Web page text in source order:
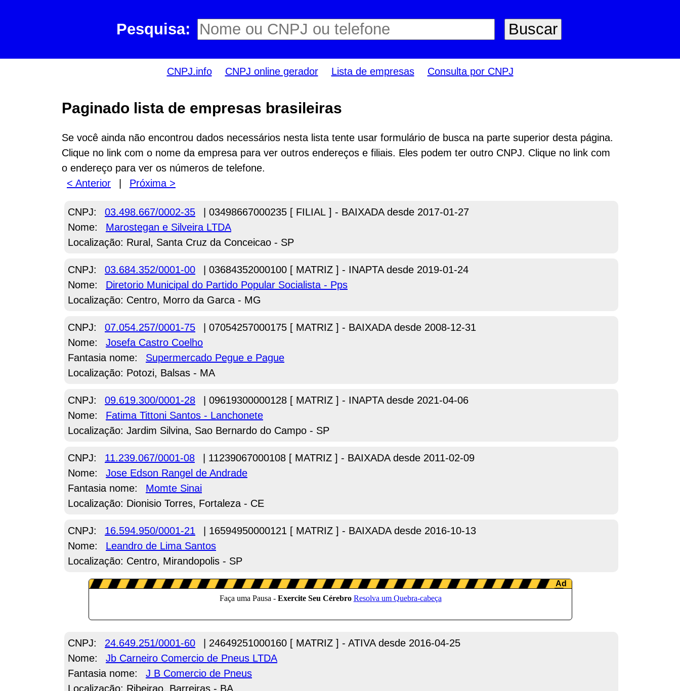
Pesquisa:
CNPJ.info CNPJ online gerador Lista de empresas Consulta por CNPJ
Paginado lista de empresas brasileiras
Se você ainda não encontrou dados necessários nesta lista tente usar formulário de busca na parte superior desta página.
Clique no link com o nome da empresa para ver outros endereços e filiais. Eles podem ter outro CNPJ. Clique no link com
o endereço para ver os números de telefone.
< Anterior
| Próxima >
CNPJ: 03.498.667/0002-35
| 03498667000235 [ FILIAL ] - BAIXADA desde 2017-01-27
Nome:
Marostegan e Silveira LTDA
Localização: Rural, Santa Cruz da Conceicao - SP
CNPJ: 03.684.352/0001-00
| 03684352000100 [ MATRIZ ] - INAPTA desde 2019-01-24
Nome:
Diretorio Municipal do Partido Popular Socialista - Pps
Localização: Centro, Morro da Garca - MG
CNPJ: 07.054.257/0001-75
| 07054257000175 [ MATRIZ ] - BAIXADA desde 2008-12-31
Nome:
Josefa Castro Coelho
Fantasia nome:
Supermercado Pegue e Pague
Localização: Potozi, Balsas - MA
CNPJ: 09.619.300/0001-28
| 09619300000128 [ MATRIZ ] - INAPTA desde 2021-04-06
Nome:
Fatima Tittoni Santos - Lanchonete
Localização: Jardim Silvina, Sao Bernardo do Campo - SP
CNPJ: 11.239.067/0001-08
| 11239067000108 [ MATRIZ ] - BAIXADA desde 2011-02-09
Nome:
Jose Edson Rangel de Andrade
Fantasia nome:
Momte Sinai
Localização: Dionisio Torres, Fortaleza - CE
CNPJ: 16.594.950/0001-21
| 16594950000121 [ MATRIZ ] - BAIXADA desde 2016-10-13
Nome:
Leandro de Lima Santos
Localização: Centro, Mirandopolis - SP
CNPJ: 24.649.251/0001-60
| 24649251000160 [ MATRIZ ] - ATIVA desde 2016-04-25
Nome:
Jb Carneiro Comercio de Pneus LTDA
Fantasia nome:
J B Comercio de Pneus
Localização: Ribeirao, Barreiras - BA